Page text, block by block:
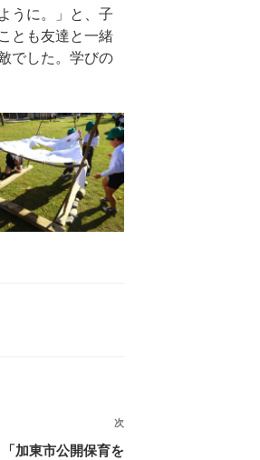
うに。」と、子
とも友達と一緒
でした。学びの
次
次
加東市公開保育を